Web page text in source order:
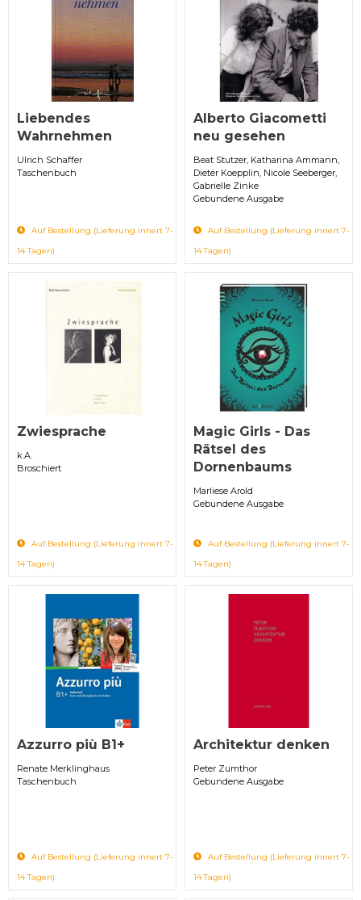
Liebendes
Wahrnehmen
Ulrich Schaffer
Taschenbuch
Auf Bestellung (Lieferung innert 7-
14 Tagen)
Alberto Giacometti
neu gesehen
Beat Stutzer, Katharina Ammann,
Dieter Koepplin, Nicole Seeberger,
Gabrielle Zinke
Gebundene Ausgabe
Auf Bestellung (Lieferung innert 7-
14 Tagen)
Zwiesprache
k.A.
Broschiert
Auf Bestellung (Lieferung innert 7-
14 Tagen)
Magic Girls - Das
Rätsel des
Dornenbaums
Marliese Arold
Gebundene Ausgabe
Auf Bestellung (Lieferung innert 7-
14 Tagen)
Azzurro più B1+
Renate Merklinghaus
Taschenbuch
Auf Bestellung (Lieferung innert 7-
14 Tagen)
Architektur denken
Peter Zumthor
Gebundene Ausgabe
Auf Bestellung (Lieferung innert 7-
14 Tagen)